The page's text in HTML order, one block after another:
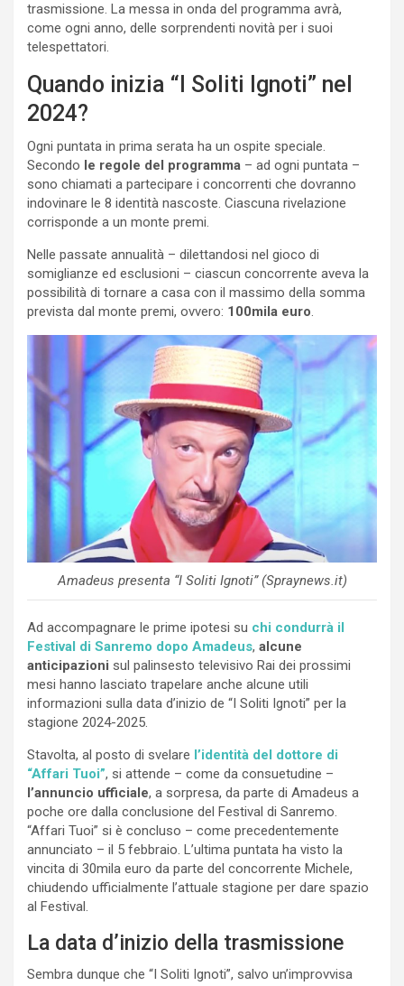
trasmissione. La messa in onda del programma avrà,
come ogni anno, delle sorprendenti novità per i suoi
telespettatori.
Quando inizia “I Soliti Ignoti” nel
2024?
Ogni puntata in prima serata ha un ospite speciale.
Secondo le regole del programma – ad ogni puntata –
sono chiamati a partecipare i concorrenti che dovranno
indovinare le 8 identità nascoste. Ciascuna rivelazione
corrisponde a un monte premi.
Nelle passate annualità – dilettandosi nel gioco di
somiglianze ed esclusioni – ciascun concorrente aveva la
possibilità di tornare a casa con il massimo della somma
prevista dal monte premi, ovvero: 100mila euro.
Amadeus presenta “I Soliti Ignoti” (Spraynews.it)
Ad accompagnare le prime ipotesi su chi condurrà il
Festival di Sanremo dopo Amadeus, alcune
anticipazioni sul palinsesto televisivo Rai dei prossimi
mesi hanno lasciato trapelare anche alcune utili
informazioni sulla data d’inizio de “I Soliti Ignoti” per la
stagione 2024-2025.
Stavolta, al posto di svelare l’identità del dottore di
“Affari Tuoi”, si attende – come da consuetudine –
l’annuncio ufficiale, a sorpresa, da parte di Amadeus a
poche ore dalla conclusione del Festival di Sanremo.
“Affari Tuoi” si è concluso – come precedentemente
annunciato – il 5 febbraio. L’ultima puntata ha visto la
vincita di 30mila euro da parte del concorrente Michele,
chiudendo ufficialmente l’attuale stagione per dare spazio
al Festival.
La data d’inizio della trasmissione
Sembra dunque che “I Soliti Ignoti”, salvo un’improvvisa